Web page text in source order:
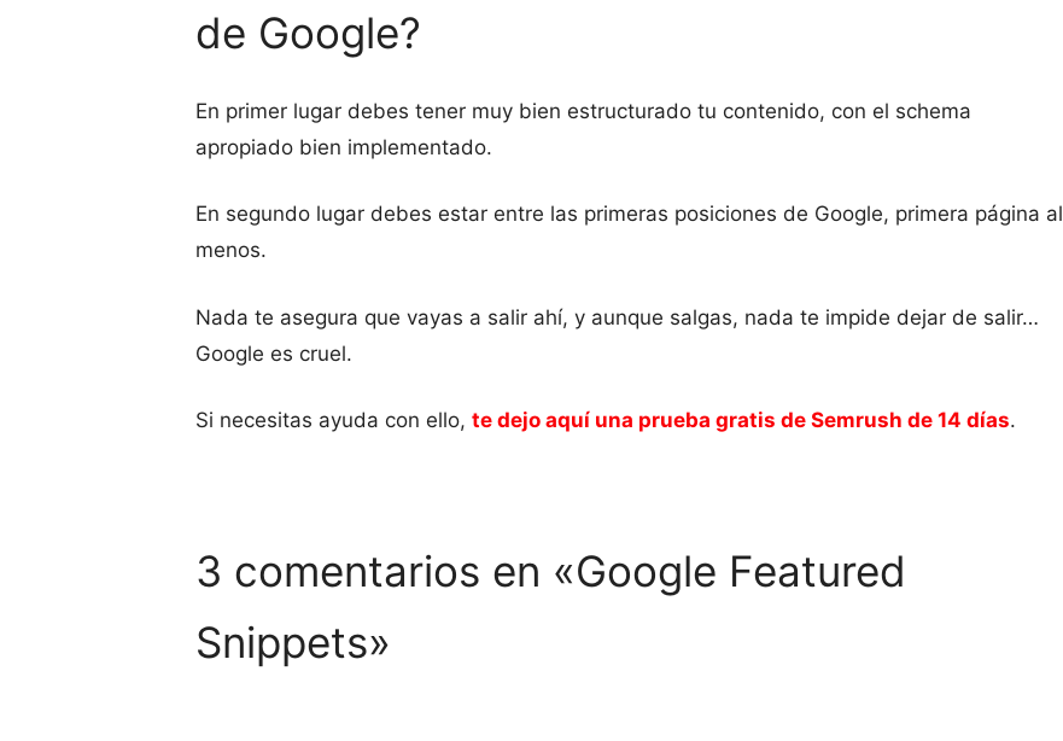
de Google?
En primer lugar debes tener muy bien estructurado tu contenido, con el schema
apropiado bien implementado.
En segundo lugar debes estar entre las primeras posiciones de Google, primera página al
menos.
Nada te asegura que vayas a salir ahí, y aunque salgas, nada te impide dejar de salir…
Google es cruel.
Si necesitas ayuda con ello, te dejo aquí una prueba gratis de Semrush de 14 días.
3 comentarios en «Google Featured
Snippets»